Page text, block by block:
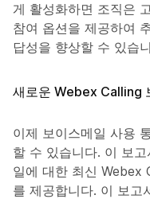
게 활성화하면 조직은
참여 옵션을 제공하여
답성을 향상할 수 있습
새로운 Webex Calling
이제 보이스메일 사용
할 수 있습니다. 이 보
일에 대한 최신 Webex
를 제공합니다. 이 보고